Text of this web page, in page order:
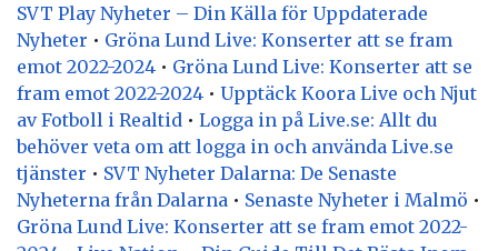
SVT Play Nyheter – Din Källa för Uppdaterade
Nyheter • Gröna Lund Live: Konserter att se fram
emot 2022-2024 • Gröna Lund Live: Konserter att se
fram emot 2022-2024 • Upptäck Koora Live och Njut
av Fotboll i Realtid • Logga in på Live.se: Allt du
behöver veta om att logga in och använda Live.se
tjänster • SVT Nyheter Dalarna: De Senaste
Nyheterna från Dalarna • Senaste Nyheter i Malmö •
Gröna Lund Live: Konserter att se fram emot 2022-